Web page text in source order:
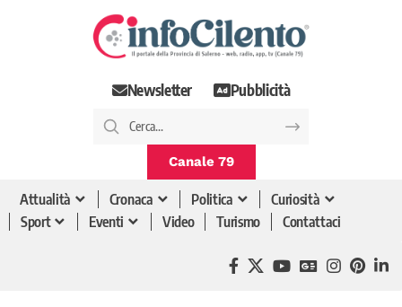
Newsletter Pubblicità
Canale 79
Attualità Cronaca Politica
Curiosità
Sport
Eventi Video Turismo Contattaci